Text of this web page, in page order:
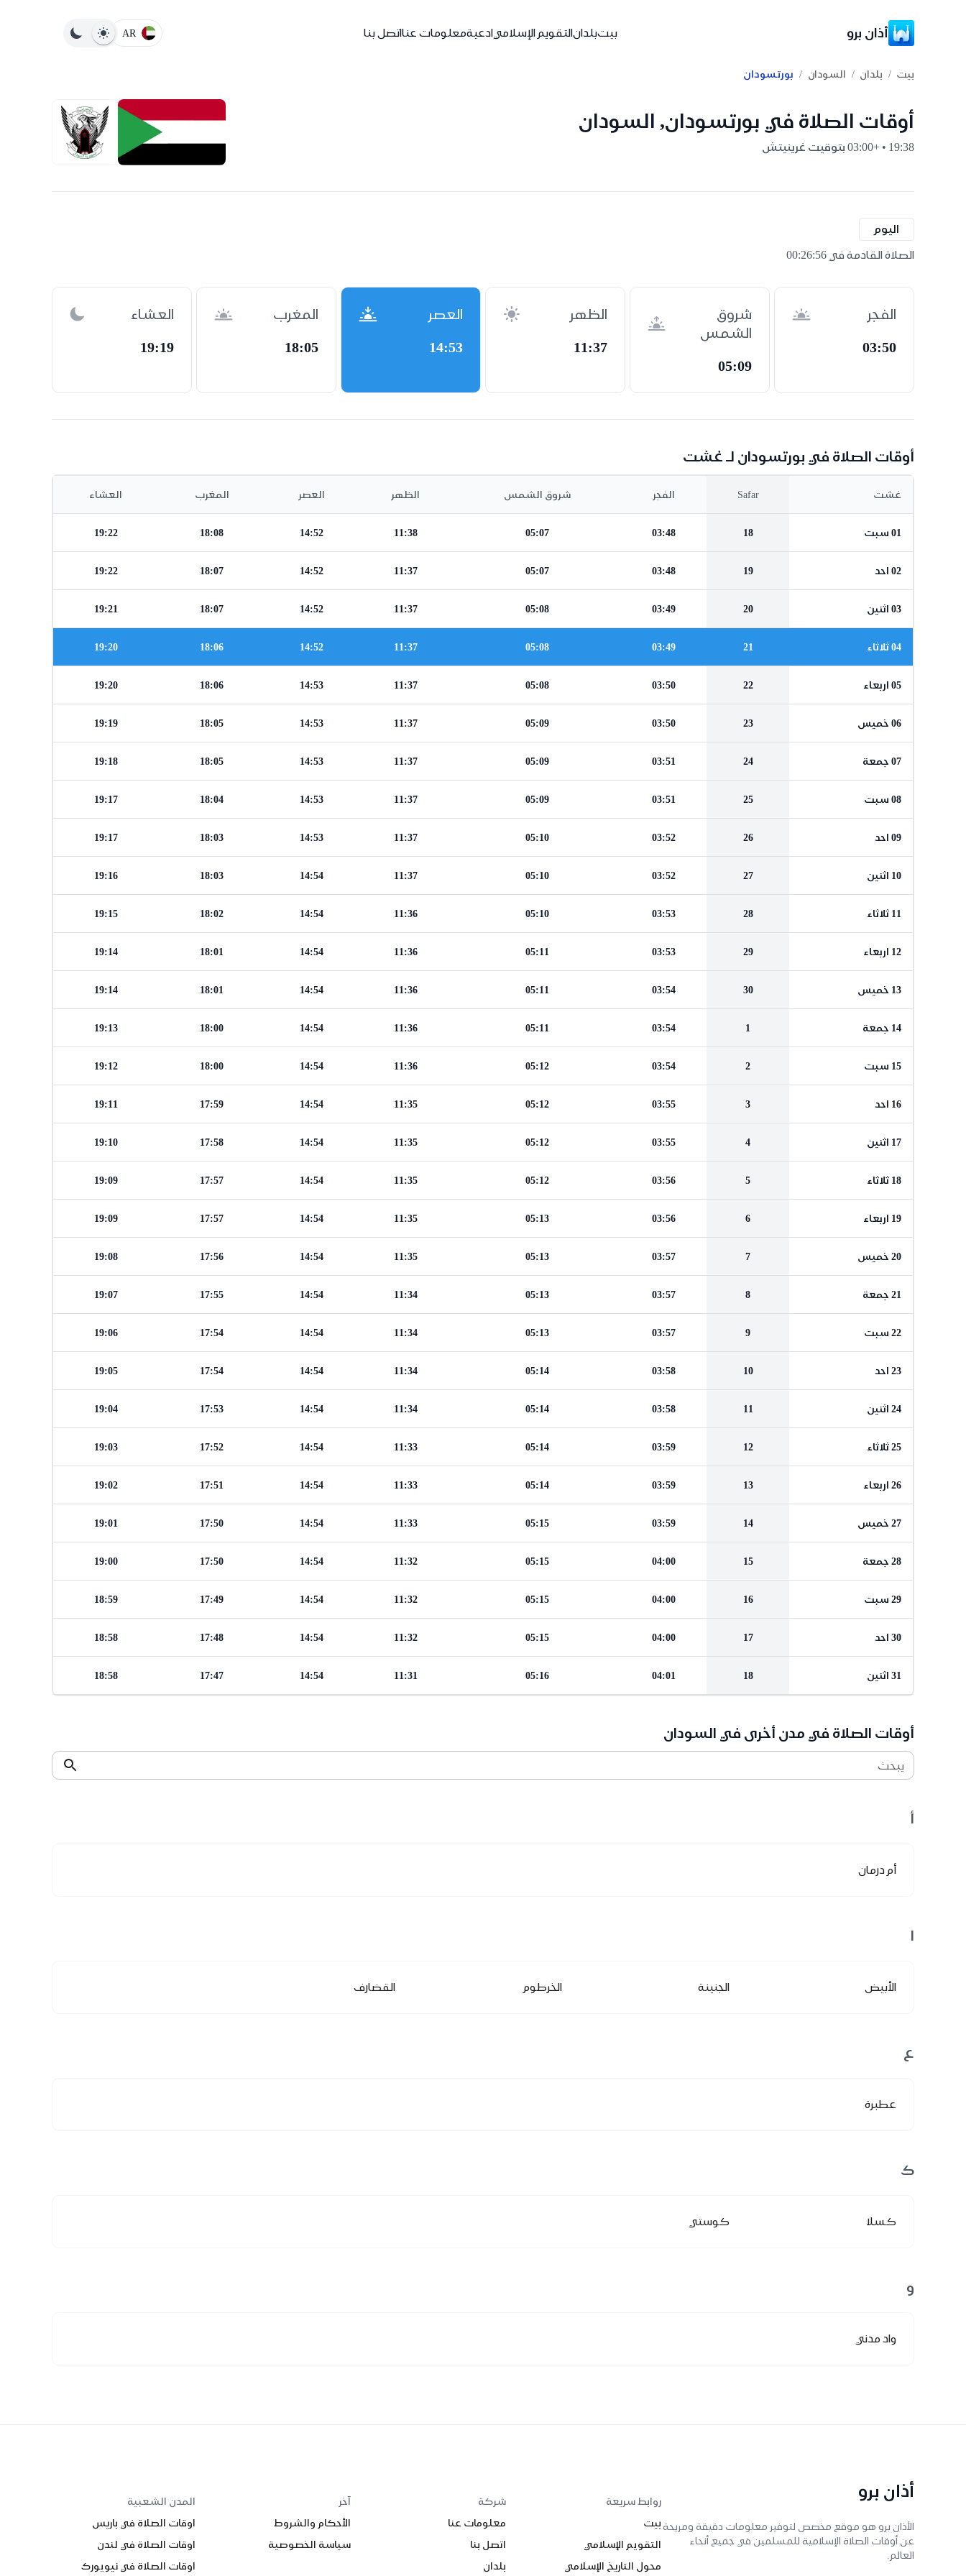
أذان برو بيتبلدانالتقويم الإسلاميادعيةمعلومات عنااتصل بنا AR
بيت / بلدان / السودان / بورتسودان
أوقات الصلاة في بورتسودان, السودان
19:38 • +03:00 بتوقيت غرينيتش
اليوم
الصلاة القادمة في 00:26:55
الفجر
03:50
شروق
الشمس
05:09
الظهر
11:37
العصر
14:53
المغرب
18:05
العشاء
19:19
أوقات الصلاة في بورتسودان لـ غشت
غشت Safar الفجر شروق الشمس الظهر العصر المغرب العشاء
01 سبت 18
03:48
05:07
11:38
14:52
18:08
19:22
02 احد 19
03:48
05:07
11:37
14:52
18:07
19:22
03 اثنين 20
03:49
05:08
11:37
14:52
18:07
19:21
04 ثلاثاء 21
03:49
05:08
11:37
14:52
18:06
19:20
05 اربعاء 22
03:50
05:08
11:37
14:53
18:06
19:20
06 خميس 23
03:50
05:09
11:37
14:53
18:05
19:19
07 جمعة 24
03:51
05:09
11:37
14:53
18:05
19:18
08 سبت 25
03:51
05:09
11:37
14:53
18:04
19:17
09 احد 26
03:52
05:10
11:37
14:53
18:03
19:17
10 اثنين 27
03:52
05:10
11:37
14:54
18:03
19:16
11 ثلاثاء 28
03:53
05:10
11:36
14:54
18:02
19:15
12 اربعاء 29
03:53
05:11
11:36
14:54
18:01
19:14
13 خميس 30
03:54
05:11
11:36
14:54
18:01
19:14
14 جمعة 1
03:54
05:11
11:36
14:54
18:00
19:13
15 سبت 2
03:54
05:12
11:36
14:54
18:00
19:12
16 احد 3
03:55
05:12
11:35
14:54
17:59
19:11
17 اثنين 4
03:55
05:12
11:35
14:54
17:58
19:10
18 ثلاثاء 5
03:56
05:12
11:35
14:54
17:57
19:09
19 اربعاء 6
03:56
05:13
11:35
14:54
17:57
19:09
20 خميس 7
03:57
05:13
11:35
14:54
17:56
19:08
21 جمعة 8
03:57
05:13
11:34
14:54
17:55
19:07
22 سبت 9
03:57
05:13
11:34
14:54
17:54
19:06
23 احد 10
03:58
05:14
11:34
14:54
17:54
19:05
24 اثنين 11
03:58
05:14
11:34
14:54
17:53
19:04
25 ثلاثاء 12
03:59
05:14
11:33
14:54
17:52
19:03
26 اربعاء 13
03:59
05:14
11:33
14:54
17:51
19:02
27 خميس 14
03:59
05:15
11:33
14:54
17:50
19:01
28 جمعة 15
04:00
05:15
11:32
14:54
17:50
19:00
29 سبت 16
04:00
05:15
11:32
14:54
17:49
18:59
30 احد 17
04:00
05:15
11:32
14:54
17:48
18:58
31 اثنين 18
04:01
05:16
11:31
14:54
17:47
18:58
أوقات الصلاة في مدن أخرى في السودان
يبحث
أ
أم درمان
ا
الأبيض الجنينة الخرطوم القضارف
ع
عطبرة
ك
كسلا كوستي
و
واد مدني
أذان برو
الأذان برو هو موقع مخصص لتوفير معلومات دقيقة ومريحة
عن أوقات الصلاة الإسلامية للمسلمين في جميع أنحاء
العالم.
روابط سريعة
بيت
التقويم الإسلامي
محول التاريخ الإسلامي
شركة
معلومات عنا
اتصل بنا
بلدان
آخر
الأحكام والشروط
سياسة الخصوصية
المدن الشعبية
اوقات الصلاة في باريس
اوقات الصلاة في لندن
اوقات الصلاة في نيويورك